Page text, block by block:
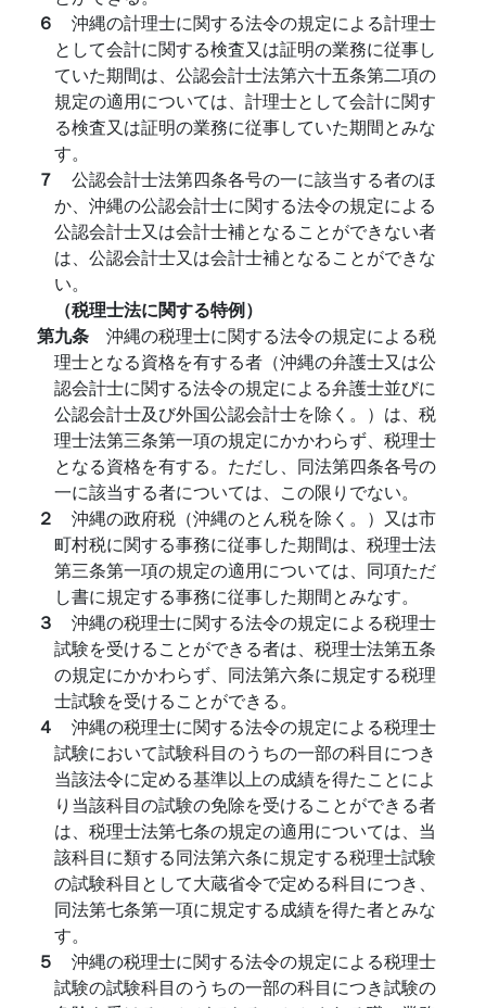
６ 沖縄の計理士に関する法令の規定による計理士
として会計に関する検査又は証明の業務に従事し
ていた期間は、公認会計士法第六十五条第二項の
規定の適用については、計理士として会計に関す
る検査又は証明の業務に従事していた期間とみな
す。
７ 公認会計士法第四条各号の一に該当する者のほ
か、沖縄の公認会計士に関する法令の規定による
公認会計士又は会計士補となることができない者
は、公認会計士又は会計士補となることができな
い。
（税理士法に関する特例）
第九条 沖縄の税理士に関する法令の規定による税
理士となる資格を有する者（沖縄の弁護士又は公
認会計士に関する法令の規定による弁護士並びに
公認会計士及び外国公認会計士を除く。）は、税
理士法第三条第一項の規定にかかわらず、税理士
となる資格を有する。ただし、同法第四条各号の
一に該当する者については、この限りでない。
２ 沖縄の政府税（沖縄のとん税を除く。）又は市
町村税に関する事務に従事した期間は、税理士法
第三条第一項の規定の適用については、同項ただ
し書に規定する事務に従事した期間とみなす。
３ 沖縄の税理士に関する法令の規定による税理士
試験を受けることができる者は、税理士法第五条
の規定にかかわらず、同法第六条に規定する税理
士試験を受けることができる。
４ 沖縄の税理士に関する法令の規定による税理士
試験において試験科目のうちの一部の科目につき
当該法令に定める基準以上の成績を得たことによ
り当該科目の試験の免除を受けることができる者
は、税理士法第七条の規定の適用については、当
該科目に類する同法第六条に規定する税理士試験
の試験科目として大蔵省令で定める科目につき、
同法第七条第一項に規定する成績を得た者とみな
す。
５ 沖縄の税理士に関する法令の規定による税理士
試験の試験科目のうちの一部の科目につき試験の